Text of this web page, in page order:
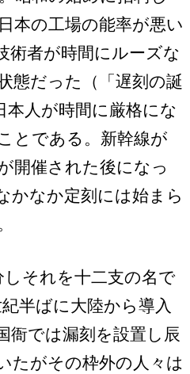
本の工場の能率が悪い
術者が時間にルーズな
態だった（「遅刻の誕
本人が時間に厳格にな
とである。新幹線が
開催された後になっ
かなか定刻には始まら
それを十二支の名で
半ばに大陸から導入
衙では漏刻を設置し辰
たがその枠外の人々は